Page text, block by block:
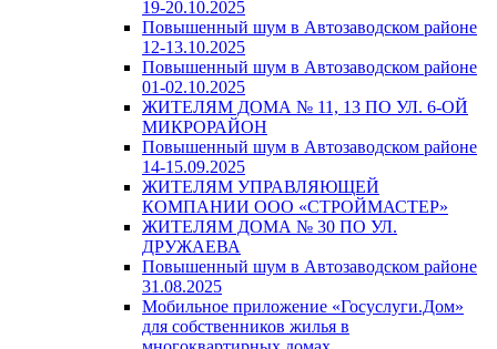
19-20.10.2025
Повышенный шум в Автозаводском районе
12-13.10.2025
Повышенный шум в Автозаводском районе
01-02.10.2025
ЖИТЕЛЯМ ДОМА № 11, 13 ПО УЛ. 6-ОЙ
МИКРОРАЙОН
Повышенный шум в Автозаводском районе
14-15.09.2025
ЖИТЕЛЯМ УПРАВЛЯЮЩЕЙ
КОМПАНИИ ООО «СТРОЙМАСТЕР»
ЖИТЕЛЯМ ДОМА № 30 ПО УЛ.
ДРУЖАЕВА
Повышенный шум в Автозаводском районе
31.08.2025
Мобильное приложение «Госуслуги.Дом»
для собственников жилья в